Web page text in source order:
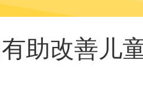
助改善儿